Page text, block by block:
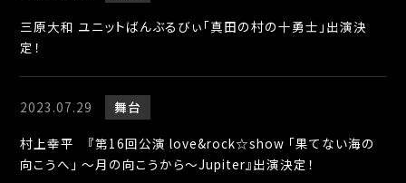
三原大和 ユニットばんぶるびぃ「真田の村の十勇士」出演決
定！
2023.07.29
舞台
村上幸平 『第16回公演 love&rock☆show 「果てない海の
向こうへ」 ～月の向こうから～Jupiter』出演決定！